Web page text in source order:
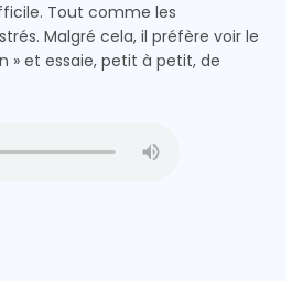
Tout comme les
Malgré cela, il préfère voir le
» et essaie, petit à petit, de